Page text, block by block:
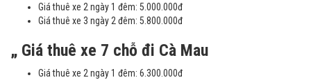
Giá thuê xe 2 ngày 1 đêm: 5.000.000đ
Giá thuê xe 3 ngày 2 đêm: 5.800.000đ
„ Giá thuê xe 7 chỗ đi Cà Mau
Giá thuê xe 2 ngày 1 đêm: 6.300.000đ